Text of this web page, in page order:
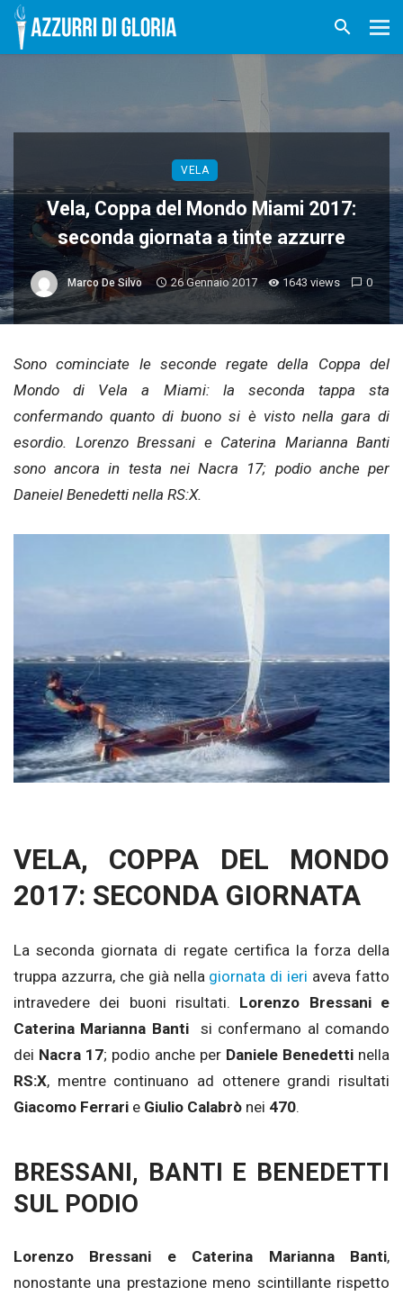
VELA
Vela, Coppa del Mondo Miami 2017:
seconda giornata a tinte azzurre
Marco De Silvo 26 Gennaio 2017 1643 views 0
Sono cominciate le seconde regate della Coppa del
Mondo di Vela a Miami: la seconda tappa sta
confermando quanto di buono si è visto nella gara di
esordio. Lorenzo Bressani e Caterina Marianna Banti
sono ancora in testa nei Nacra 17; podio anche per
Daneiel Benedetti nella RS:X.
VELA, COPPA DEL MONDO
2017: SECONDA GIORNATA
La seconda giornata di regate certifica la forza della
truppa azzurra, che già nella giornata di ieri aveva fatto
intravedere dei buoni risultati. Lorenzo Bressani e
Caterina Marianna Bantisi confermano al comando
dei Nacra 17; podio anche per Daniele Benedetti nella
RS:X, mentre continuano ad ottenere grandi risultati
Giacomo Ferrari e Giulio Calabrò nei 470.
BRESSANI, BANTI E BENEDETTI
SUL PODIO
Lorenzo Bressani e Caterina Marianna Banti,
nonostante una prestazione meno scintillante rispetto